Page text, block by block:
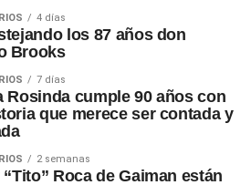
4 días
los 87 años don
Brooks
7 días
Rosinda cumple 90 años con
que merece ser contada y
2 semanas
Roca de Gaiman están